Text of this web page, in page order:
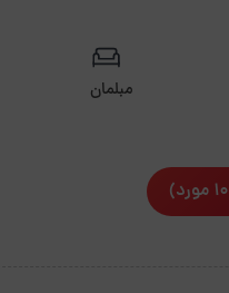
مبلمان